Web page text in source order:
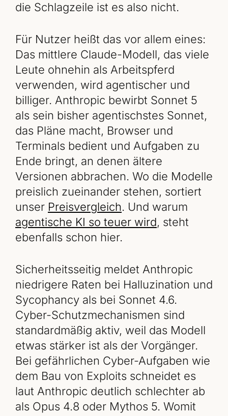
die Schlagzeile ist es also nicht.
Für Nutzer heißt das vor allem eines:
Das mittlere Claude-Modell, das viele
Leute ohnehin als Arbeitspferd
verwenden, wird agentischer und
billiger. Anthropic bewirbt Sonnet 5
als sein bisher agentischstes Sonnet,
das Pläne macht, Browser und
Terminals bedient und Aufgaben zu
Ende bringt, an denen ältere
Versionen abbrachen. Wo die Modelle
preislich zueinander stehen, sortiert
unser Preisvergleich. Und warum
agentische KI so teuer wird, steht
ebenfalls schon hier.
Sicherheitsseitig meldet Anthropic
niedrigere Raten bei Halluzination und
Sycophancy als bei Sonnet 4.6.
Cyber-Schutzmechanismen sind
standardmäßig aktiv, weil das Modell
etwas stärker ist als der Vorgänger.
Bei gefährlichen Cyber-Aufgaben wie
dem Bau von Exploits schneidet es
laut Anthropic deutlich schlechter ab
als Opus 4.8 oder Mythos 5. Womit